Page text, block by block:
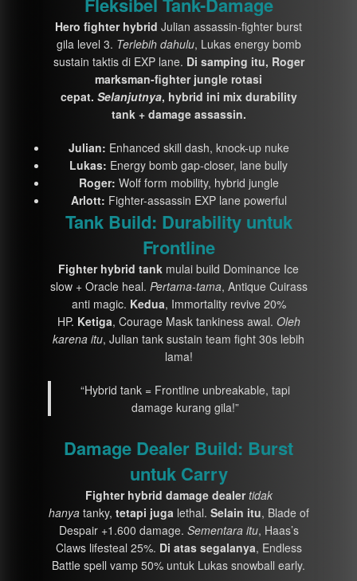
Hero fighter hybrid Julian assassin-fighter burst
gila level 3. Terlebih dahulu, Lukas energy bomb
sustain taktis di EXP lane. Di samping itu, Roger
marksman-fighter jungle rotasi
cepat. Selanjutnya, hybrid ini mix durability
tank + damage assassin.
Julian: Enhanced skill dash, knock-up nuke
Lukas: Energy bomb gap-closer, lane bully
Roger: Wolf form mobility, hybrid jungle
Arlott: Fighter-assassin EXP lane powerful
Tank Build: Durability untuk
Frontline
Fighter hybrid tank mulai build Dominance Ice
slow + Oracle heal. Pertama-tama, Antique Cuirass
anti magic. Kedua, Immortality revive 20%
HP. Ketiga, Courage Mask tankiness awal. Oleh
karena itu, Julian tank sustain team fight 30s lebih
lama!
“Hybrid tank = Frontline unbreakable, tapi
damage kurang gila!”
Damage Dealer Build: Burst
untuk Carry
Fighter hybrid damage dealer tidak
hanyatanky, tetapi jugalethal. Selain itu, Blade of
Despair +1.600 damage. Sementara itu, Haas’s
Claws lifesteal 25%. Di atas segalanya, Endless
Battle spell vamp 50% untuk Lukas snowball early.